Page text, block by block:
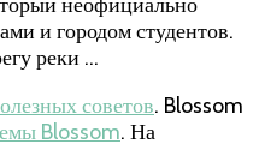
и городом студентов.
реки …
советов. Blossom
Blossom. На